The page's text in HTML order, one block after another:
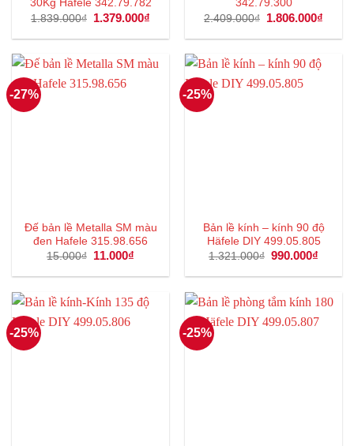
30Kg Hafele 342.79.782
1.839.000₫
Giá
là:
1.379.000₫
tại
1.379.000₫.
342.79.300
2.409.000₫
Giá
là:
1.806.000₫
tại
-27%
Đế bản lề Metalla SM màu
đen Hafele 315.98.656
15.000₫
Giá
là:
11.000₫
tại
11.000₫.
-25%
Bản lề kính – kính 90 độ
Häfele DIY 499.05.805
1.321.000₫ Giá
là:
990.000₫
tại
-25% -25%